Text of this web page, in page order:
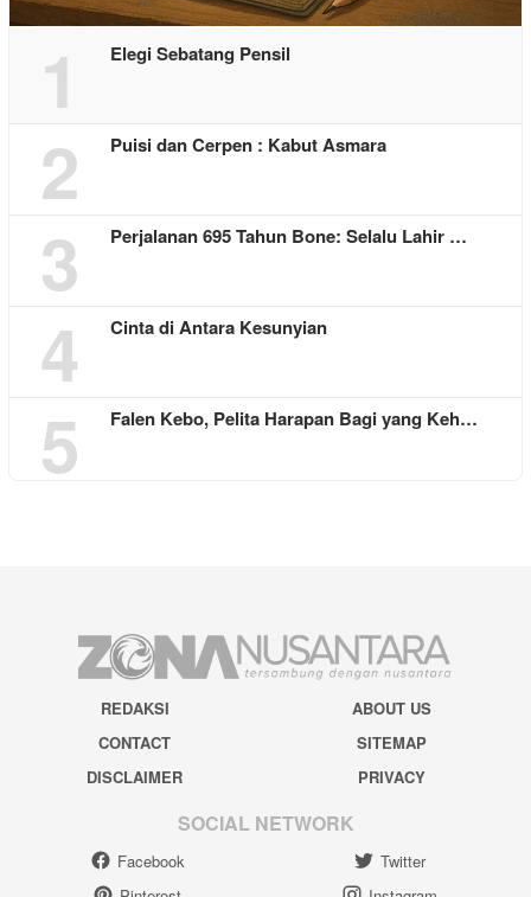
1 Elegi Sebatang Pensil
2 Puisi dan Cerpen : Kabut Asmara
3 Perjalanan 695 Tahun Bone: Selalu Lahir …
4 Cinta di Antara Kesunyian
5 Falen Kebo, Pelita Harapan Bagi yang Keh…
REDAKSI
ABOUT US
CONTACT
SITEMAP
DISCLAIMER
PRIVACY
SOCIAL NETWORK
Facebook
Twitter